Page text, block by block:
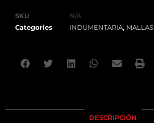
SKU
N/A
Categories
INDUMENTARIA, MALLAS
DESCRIPCIÓN